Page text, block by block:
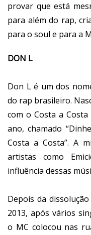
provar que está
para além do rap,
para o soul e para a
DON L
Don L é um dos
do rap brasileiro.
com o Costa a
ano, chamado
Costa a Costa”. A
artistas como
influência dessas
Depois da
2013, após vários
o MC colocou nas